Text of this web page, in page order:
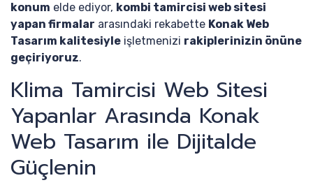
konum elde ediyor, kombi tamircisi web sitesi
yapan firmalar arasındaki rekabette Konak Web
Tasarım kalitesiyle işletmenizi rakiplerinizin önüne
geçiriyoruz.
Klima Tamircisi Web Sitesi
Yapanlar Arasında Konak
Web Tasarım ile Dijitalde
Güçlenin